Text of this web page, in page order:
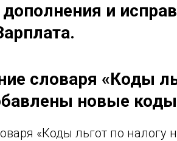
и
словаря «Коды
новые коды
«Коды льгот по налогу